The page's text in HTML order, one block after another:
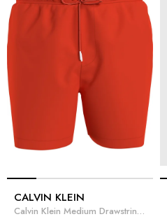
CALVIN KLEIN
Calvin Klein Medium Drawstring Erkek Şort Mayo